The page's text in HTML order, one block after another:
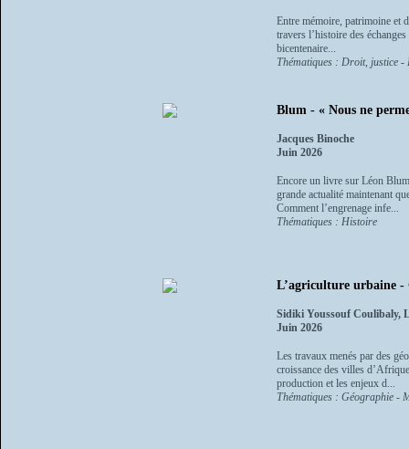
Entre mémoire, patrimoine et
travers l’histoire des
bicentenaire...
Thématiques : Droit, justice -
Blum - « Nous ne
Jacques Binoche
Juin 2026
Encore un livre sur Léon
grande actualité maintenant
Comment l’engrenage infe...
Thématiques : Histoire
L’agriculture urbaine -
Sidiki Youssouf Coulibaly,
Juin 2026
Les travaux menés par des
croissance des villes
production et les enjeux d...
Thématiques : Géographie -